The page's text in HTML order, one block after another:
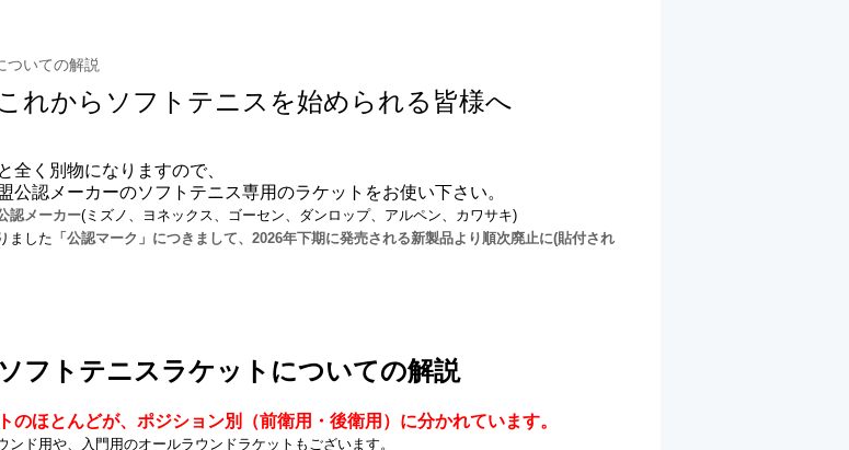
ついての解説
からソフトテニスを始められる皆様へ
全く別物になりますので、
公認メーカーのソフトテニス専用のラケットをお使い下さい。
認メーカー(ミズノ、ヨネックス、ゴーセン、ダンロップ、アルペン、カワサキ)
ました 「公認マーク」につきまして、2026年下期に発売される新製品より順次廃止に(貼付され
ソフトテニスラケットについての解説
のほとんどが、ポジション別（前衛用・後衛用）に分かれています。
ンド用や、入門用のオールラウンドラケットもございます。